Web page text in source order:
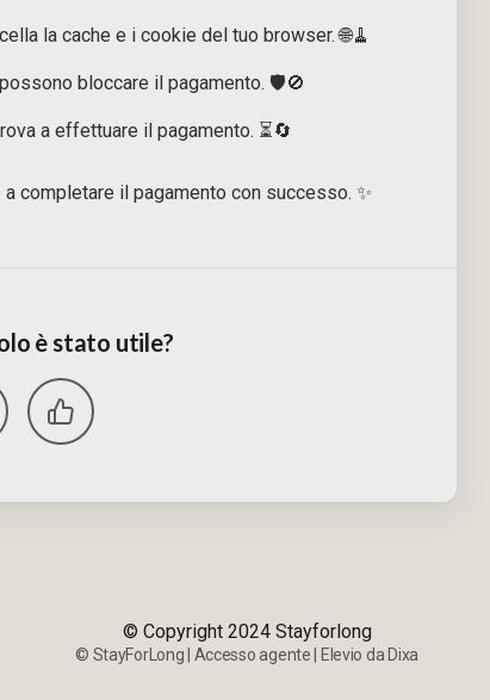
la cache e i cookie del tuo browser. 🌐🧹
bloccare il pagamento. 🛡️🚫
a effettuare il pagamento. ⏳🔄
completare il pagamento con successo. ✨
è stato utile?
© Copyright 2024 Stayforlong
© StayForLong Accesso agente Elevio da Dixa